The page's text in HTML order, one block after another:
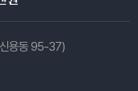
용동 95-37)